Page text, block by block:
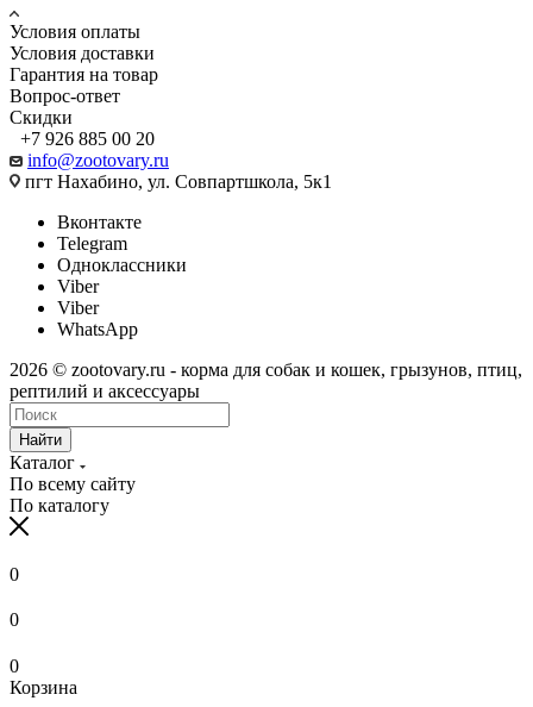
Условия оплаты
Условия доставки
Гарантия на товар
Вопрос-ответ
Скидки
+7 926 885 00 20
info@zootovary.ru
пгт Нахабино, ул. Совпартшкола, 5к1
Вконтакте
Telegram
Одноклассники
Viber
Viber
WhatsApp
2026 © zootovary.ru - корма для собак и кошек, грызунов, птиц,
рептилий и аксессуары
Найти
Каталог
По всему сайту
По каталогу
0
0
0
Корзина